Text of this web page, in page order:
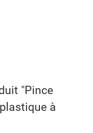
"Pince
à